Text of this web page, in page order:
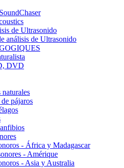
de Ultrasonido
análisis de Ultrasonido
DVD
pájaros
- África y Madagascar
- Amérique
- Asia y Australia